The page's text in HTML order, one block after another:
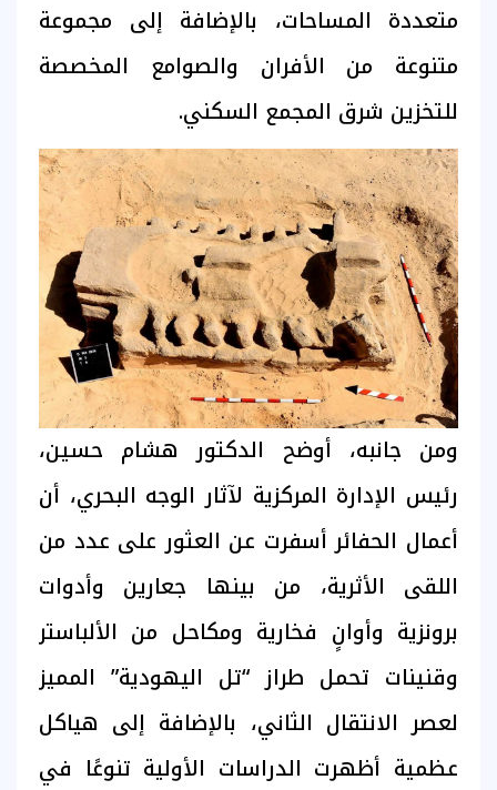
متعددة المساحات، بالإضافة إلى مجموعة
متنوعة من الأفران والصوامع المخصصة
للتخزين شرق المجمع السكني.
ومن جانبه، أوضح الدكتور هشام حسين،
رئيس الإدارة المركزية لآثار الوجه البحري، أن
أعمال الحفائر أسفرت عن العثور على عدد من
اللقى الأثرية، من بينها جعارين وأدوات
برونزية وأوانٍ فخارية ومكاحل من الألباستر
وقنينات تحمل طراز “تل اليهودية” المميز
لعصر الانتقال الثاني، بالإضافة إلى هياكل
عظمية أظهرت الدراسات الأولية تنوعًا في